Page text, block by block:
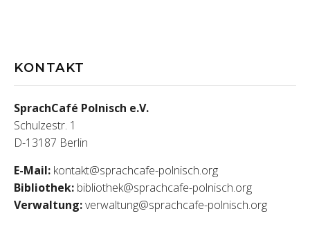
KONTAKT
SprachCafé Polnisch e.V.
Schulzestr. 1
D-13187 Berlin
E-Mail: kontakt@sprachcafe-polnisch.org
Bibliothek: bibliothek@sprachcafe-polnisch.org
Verwaltung:verwaltung@sprachcafe-polnisch.org